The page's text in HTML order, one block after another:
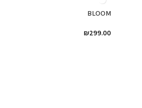
BLOOM
₪299.00